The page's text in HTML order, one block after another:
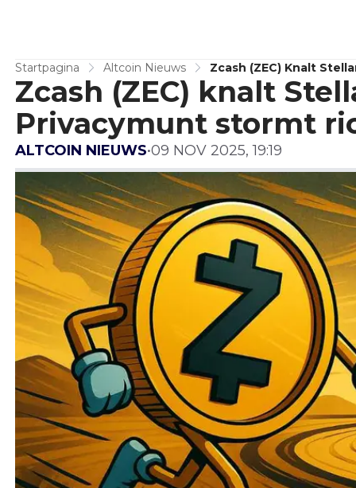
Startpagina Altcoin Nieuws Zcash (ZEC) Knalt
Zcash (ZEC) knalt
Privacymunt stormt
ALTCOIN NIEUWS•09 NOV 2025, 19:19